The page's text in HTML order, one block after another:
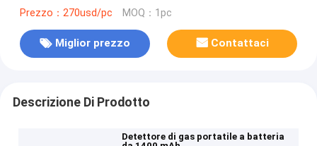
allarme di caduta per la sicurezza industriale
Prezzo：270usd/pc MOQ：1pc
Miglior prezzo Contattaci
Descrizione Di Prodotto
Detettore di gas portatile a batteria